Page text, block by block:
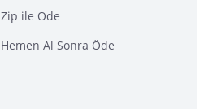
Zip ile Öde
Hemen Al Sonra Öde